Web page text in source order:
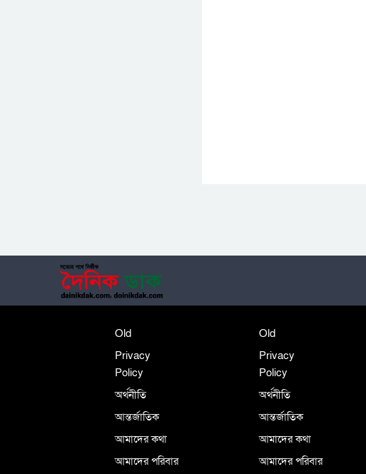
Old
Privacy
Policy
অর্থনীতি
আন্তর্জাতিক
আমাদের কথা
আমাদের পরিবার
Old
Privacy
Policy
অর্থনীতি
আন্তর্জাতিক
আমাদের কথা
আমাদের পরিবার